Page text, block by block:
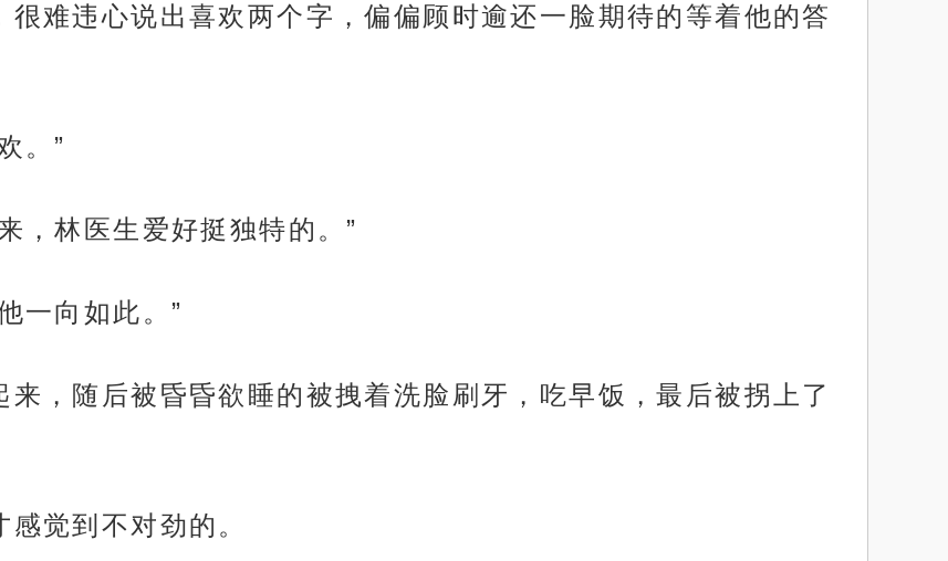
难违心说出喜欢两个字，偏偏顾时逾还一脸期待的等着他的答
。”
，林医生爱好挺独特的。”
一向如此。”
，随后被昏昏欲睡的被拽着洗脸刷牙，吃早饭，最后被拐上了
觉到不对劲的。